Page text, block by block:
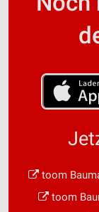
toom
toom